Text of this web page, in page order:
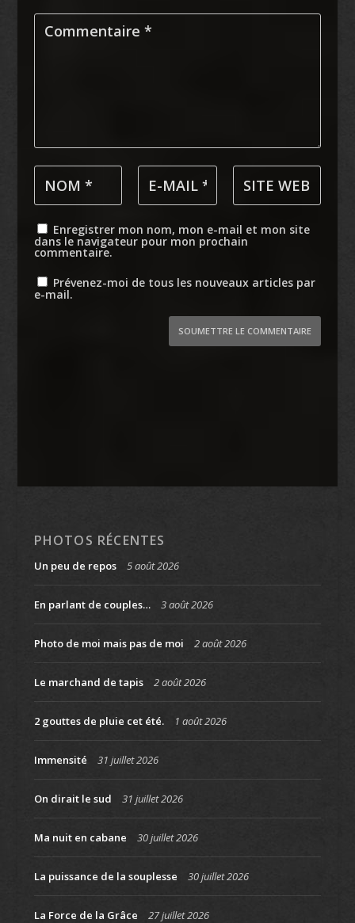
Enregistrer mon nom, mon e-mail et mon site
dans le navigateur pour mon prochain
commentaire.
Prévenez-moi de tous les nouveaux articles par
e-mail.
SOUMETTRE LE COMMENTAIRE
PHOTOS RÉCENTES
Un peu de repos 5 août 2026
En parlant de couples… 3 août 2026
Photo de moi mais pas de moi 2 août 2026
Le marchand de tapis 2 août 2026
2 gouttes de pluie cet été. 1 août 2026
Immensité 31 juillet 2026
On dirait le sud 31 juillet 2026
Ma nuit en cabane 30 juillet 2026
La puissance de la souplesse 30 juillet 2026
La Force de la Grâce 27 juillet 2026